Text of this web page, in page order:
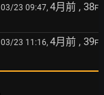
03/23 09:47, 4月前 , 38F
03/23 11:16, 4月前 , 39F